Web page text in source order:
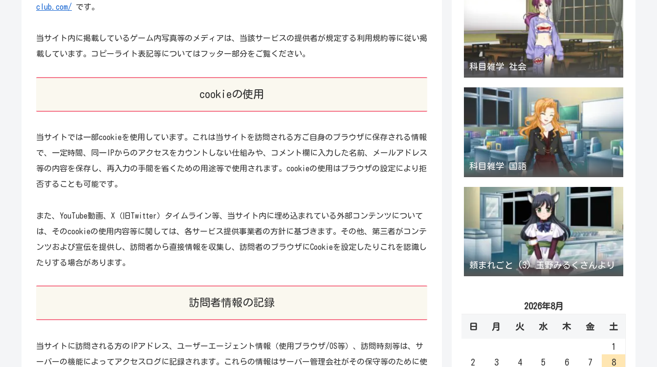
club.com/ です。
当サイト内に掲載しているゲーム内写真等のメディアは、当該サービスの提供者が規定する利用規約等に従い掲
載しています。コピーライト表記等についてはフッター部分をご覧ください。
cookieの使用
当サイトでは一部cookieを使用しています。これは当サイトを訪問される方ご自身のブラウザに保存される情報
で、一定時間、同一IPからのアクセスをカウントしない仕組みや、コメント欄に入力した名前、メールアドレス
等の内容を保存し、再入力の手間を省くための用途等で使用されます。cookieの使用はブラウザの設定により拒
否することも可能です。
また、YouTube動画、X（旧Twitter）タイムライン等、当サイト内に埋め込まれている外部コンテンツについて
は、そのcookieの使用内容等に関しては、各サービス提供事業者の方針に基づきます。その他、第三者がコンテ
ンツおよび宣伝を提供し、訪問者から直接情報を収集し、訪問者のブラウザにCookieを設定したりこれを認識し
たりする場合があります。
訪問者情報の記録
当サイトに訪問される方のIPアドレス、ユーザーエージェント情報（使用ブラウザ/OS等）、訪問時刻等は、サ
ーバーの機能によってアクセスログに記録されます。これらの情報はサーバー管理会社がその保守等のために使
科目雑学 社会
科目雑学 国語
頼まれごと (3) 玉野みるくさんより
2026年8月
日 月 火 水 木 金 土
1
2
3 4 5 6 7
8